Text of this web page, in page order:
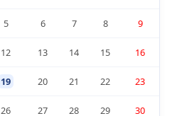
5 6 7 8 9
12 13 14 15 16
19 20 21 22 23
26 27 28 29 30